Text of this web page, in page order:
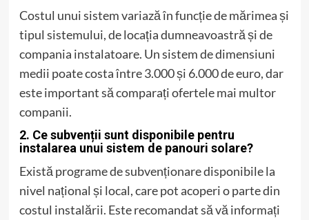
Costul unui sistem variază în funcție de mărimea și
tipul sistemului, de locația dumneavoastră și de
compania instalatoare. Un sistem de dimensiuni
medii poate costa între 3.000 și 6.000 de euro, dar
este important să comparați ofertele mai multor
companii.
2. Ce subvenții sunt disponibile pentru
instalarea unui sistem de panouri solare?
Există programe de subvenționare disponibile la
nivel național și local, care pot acoperi o parte din
costul instalării. Este recomandat să vă informați